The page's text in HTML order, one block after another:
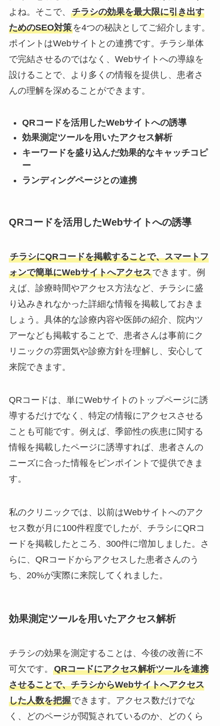
よね。そこで、 チラシの効果を最大限に引き出す
ためのSEO対策を4つの秘訣としてご紹介します。
ポイントはWebサイトとの連携です。チラシ単体
で完結させるのではなく、Webサイトへの導線を
設けることで、より多くの情報を提供し、患者さ
んの理解を深めることができます。
QRコードを活用したWebサイトへの誘導
効果測定ツールを用いたアクセス解析
キーワードを盛り込んだ効果的なキャッチコピ
ー
ランディングページとの連携
QRコードを活用したWebサイトへの誘導
チラシにQRコードを掲載することで、スマートフ
ォンで簡単にWebサイトへアクセスできます。例
えば、診療時間やアクセス方法など、チラシに盛
り込みきれなかった詳細な情報を掲載しておきま
しょう。具体的な診療内容や医師の紹介、院内ツ
アーなども掲載することで、患者さんは事前にク
リニックの雰囲気や診療方針を理解し、安心して
来院できます。
QRコードは、単にWebサイトのトップページに誘
導するだけでなく、特定の情報にアクセスさせる
ことも可能です。例えば、季節性の疾患に関する
情報を掲載したページに誘導すれば、患者さんの
ニーズに合った情報をピンポイントで提供できま
す。
私のクリニックでは、以前はWebサイトへのアク
セス数が月に100件程度でしたが、チラシにQRコ
ードを掲載したところ、300件に増加しました。さ
らに、QRコードからアクセスした患者さんのう
ち、20%が実際に来院してくれました。
効果測定ツールを用いたアクセス解析
チラシの効果を測定することは、今後の改善に不
可欠です。 QRコードにアクセス解析ツールを連携
させることで、チラシからWebサイトへアクセス
した人数を把握できます。アクセス数だけでな
く、どのページが閲覧されているのか、どのくら